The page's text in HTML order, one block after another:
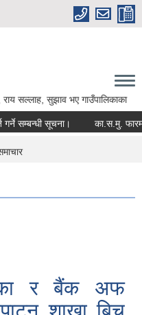
भए गाउँपालिकाका अध्यक्ष ज्यू,
सूचना। का.स.मु. फारम पेस गर्ने
र बैंक अफ